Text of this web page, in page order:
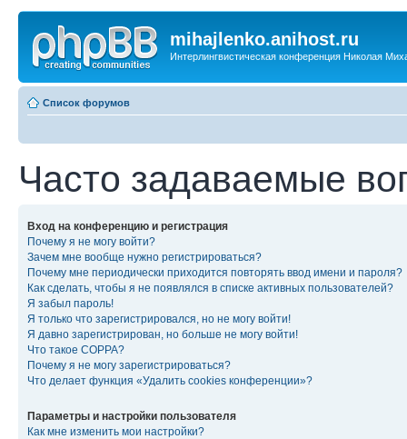
mihajlenko.anihost.ru
Интерлингвистическая конференция Николая
Список форумов
Часто задаваемые
Вход на конференцию и регистрация
Почему я не могу войти?
Зачем мне вообще нужно регистрироваться?
Почему мне периодически приходится повторять ввод имени и пароля?
Как сделать, чтобы я не появлялся в списке активных пользователей?
Я забыл пароль!
Я только что зарегистрировался, но не могу войти!
Я давно зарегистрирован, но больше не могу войти!
Что такое COPPA?
Почему я не могу зарегистрироваться?
Что делает функция «Удалить cookies конференции»?
Параметры и настройки пользователя
Как мне изменить мои настройки?